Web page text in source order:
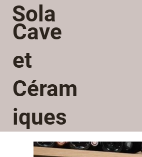
Cave
et
Céram
iques
Sola